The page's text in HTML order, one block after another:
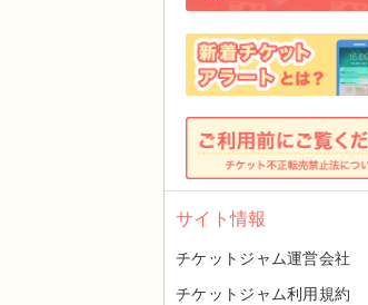
サイト情報
チケットジャム運営会社
チケットジャム利用規約